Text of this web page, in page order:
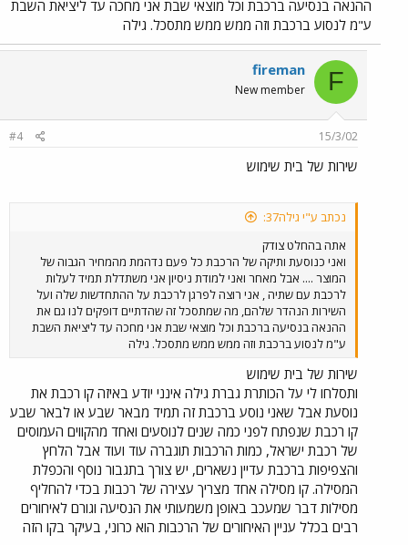
הרכבת ובתחנות שימו לב שבתחנות הרכבת עצמן ז"א ברציפים אין מכונות
שתיה ודוכני ממכר כלשהן וזאת על מנת שלא לפגוע באותה זכיינית
אנשים היו יורדים מהרכבת קונים בכמה שניות ועולים על הרכבת בחזרה
בלי שום בעיה אני חושב שרכבת ישראל שגוף ממשלתי צריכה למנוע את
הסחטנות הזאת של חברת המכרז הזו שפועלת בתוך הרכבות כמונופול
הגוזל את כספי הנוסעים.
ההנאה בנסיעה ברכבת וכל מוצאי שבת אני מחכה עד ליציאת השבת
ע"מ לנסוע ברכבת וזה ממש ממש מתסכל. גילה
F
fireman
New member
15/3/02
#4
שירות של בית שימוש
נכתב ע"י גילה37:
אתה בהחלט צודק
ואני כנוסעת ותיקה של הרכבת כל פעם נדהמת מהמחיר הגבוה של
המוצר .... אבל מאחר ואני למודת ניסיון אני משתדלת תמיד לעלות
לרכבת עם שתיה , אני רוצה לפרגן לרכבת על ההתחדשות שלה ועל
השירות הנהדר שלהם, מה שמתסכל זה שהדתיים דופקים לנו גם את
ההנאה בנסיעה ברכבת וכל מוצאי שבת אני מחכה עד ליציאת השבת
ע"מ לנסוע ברכבת וזה ממש ממש מתסכל. גילה
שירות של בית שימוש
ותסלחו לי על הכותרת גברת גילה אינני יודע באיזה קו רכבת את
נוסעת אבל שאני נוסע ברכבת זה תמיד מבאר שבע או לבאר שבע
קו רכבת שנפתח לפני כמה שנים לנוסעים ואחד מהקווים העמוסים
של רכבת ישראל, כמות הרכבות תוגברה עוד ועוד אבל הלחץ
והצפיפות ברכבת עדיין נשארים, יש צורך בתגבור נוסף והכפלת
המסילה. קו מסילה אחד מצריך עצירה של רכבות בכדי להחליף
מסילות דבר שמעכב באופן משמעותי את הנסיעה וגורם לאיחורים
רבים בכלל עניין האיחורים של הרכבות הוא כרוני, בעיקר בקו הזה